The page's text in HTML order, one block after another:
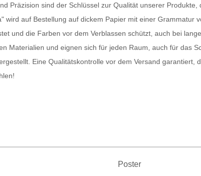
Präzision sind der Schlüssel zur Qualität unserer
wird auf Bestellung auf dickem Papier mit einer Grammatur
und die Farben vor dem Verblassen schützt, auch bei
Materialien und eignen sich für jeden Raum, auch für das
Eine Qualitätskontrolle vor dem Versand garantiert,
Poster